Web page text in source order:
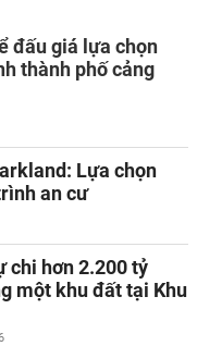
đấu giá lựa chọn
thành phố cảng
Lựa chọn
an cư
chi hơn 2.200 tỷ
một khu đất tại Khu